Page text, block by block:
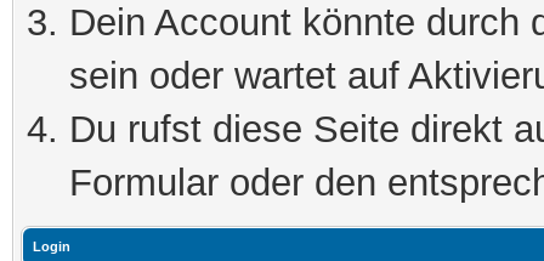
Dein Account könnte durch
sein oder wartet auf
Du rufst diese Seite direkt
Formular oder den
Login